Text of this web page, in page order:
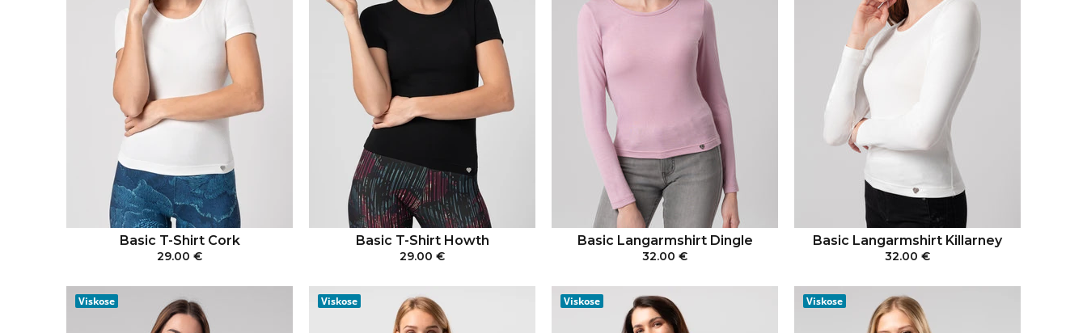
Basic T-Shirt Cork
29.00 €
IN DEN WARENKORB
Basic T-Shirt Howth
29.00 €
IN DEN WARENKORB
Basic Langarmshirt Dingle
32.00 €
IN DEN WARENKORB
Basic Langarmshirt Killarney
32.00 €
IN DEN WARENKORB
Viskose Viskose Viskose Viskose